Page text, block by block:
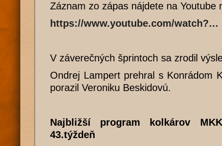
Záznam zo zápas nájdete na Youtube
https://www.youtube.com/watch?…
V záverečných šprintoch sa zrodil
Ondrej Lampert prehral s Konrádom
porazil Veroniku Beskidovú.
Najbližší program kolkárov
43.týždeň